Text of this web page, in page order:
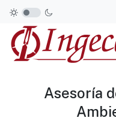
Asesoría